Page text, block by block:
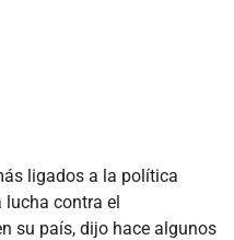
ligados a la política
contra el
su país, dijo hace algunos